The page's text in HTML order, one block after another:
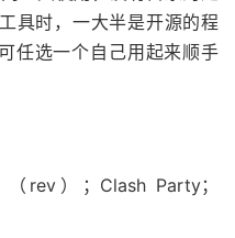
具时，一大半是开源的程
任选一个自己用起来顺手
rev）；Clash Party；